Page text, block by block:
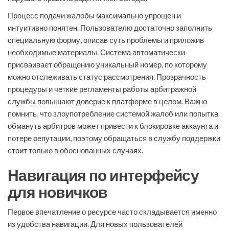
Процесс подачи жалобы максимально упрощен и
интуитивно понятен. Пользователю достаточно заполнить
специальную форму, описав суть проблемы и приложив
необходимые материалы. Система автоматически
присваивает обращению уникальный номер, по которому
можно отслеживать статус рассмотрения. Прозрачность
процедуры и четкие регламенты работы арбитражной
службы повышают доверие к платформе в целом. Важно
помнить, что злоупотребление системой жалоб или попытка
обмануть арбитров может привести к блокировке аккаунта и
потере репутации, поэтому обращаться в службу поддержки
стоит только в обоснованных случаях.
Навигация по интерфейсу
для новичков
Первое впечатление о ресурсе часто складывается именно
из удобства навигации. Для новых пользователей